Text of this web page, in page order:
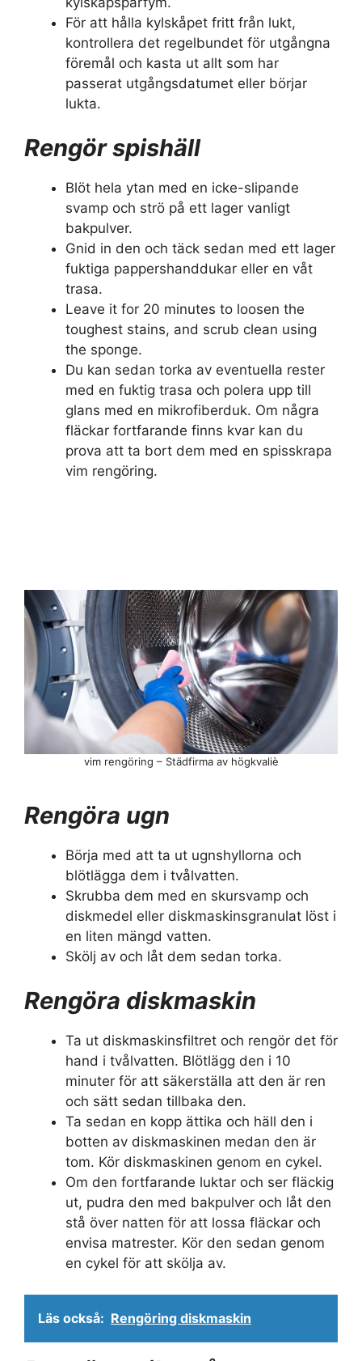
För att hålla kylskåpet fritt från lukt,
kontrollera det regelbundet för utgångna
föremål och kasta ut allt som har
passerat utgångsdatumet eller börjar
lukta.
Rengör spishäll
Blöt hela ytan med en icke-slipande
svamp och strö på ett lager vanligt
bakpulver.
Gnid in den och täck sedan med ett lager
fuktiga pappershanddukar eller en våt
trasa.
Leave it for 20 minutes to loosen the
toughest stains, and scrub clean using
the sponge.
Du kan sedan torka av eventuella rester
med en fuktig trasa och polera upp till
glans med en mikrofiberduk. Om några
fläckar fortfarande finns kvar kan du
prova att ta bort dem med en spisskrapa
vim rengöring.
Rengöra ugn
Börja med att ta ut ugnshyllorna och
blötlägga dem i tvålvatten.
Skrubba dem med en skursvamp och
diskmedel eller diskmaskinsgranulat löst i
en liten mängd vatten.
Skölj av och låt dem sedan torka.
Rengöra diskmaskin
Ta ut diskmaskinsfiltret och rengör det för
hand i tvålvatten. Blötlägg den i 10
minuter för att säkerställa att den är ren
och sätt sedan tillbaka den.
Ta sedan en kopp ättika och häll den i
botten av diskmaskinen medan den är
tom. Kör diskmaskinen genom en cykel.
Om den fortfarande luktar och ser fläckig
ut, pudra den med bakpulver och låt den
stå över natten för att lossa fläckar och
envisa matrester. Kör den sedan genom
en cykel för att skölja av.
Läs också: Rengöring diskmaskin
vim rengöring – Städfirma av högkvaliè